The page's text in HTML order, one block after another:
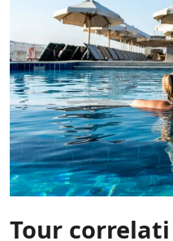
Tour correlati